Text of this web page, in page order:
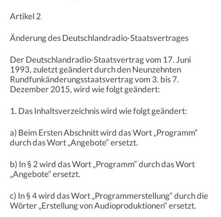
Artikel 2
Änderung des Deutschlandradio-Staatsvertrages
Der Deutschlandradio-Staatsvertrag vom 17. Juni
1993, zuletzt geändert durch den Neunzehnten
Rundfunkänderungsstaatsvertrag vom 3. bis 7.
Dezember 2015, wird wie folgt geändert:
1. Das Inhaltsverzeichnis wird wie folgt geändert:
a) Beim Ersten Abschnitt wird das Wort „Programm“
durch das Wort „Angebote“ ersetzt.
b) In § 2 wird das Wort „Programm“ durch das Wort
„Angebote“ ersetzt.
c) In § 4 wird das Wort „Programmerstellung“ durch die
Wörter „Erstellung von Audioproduktionen“ ersetzt.